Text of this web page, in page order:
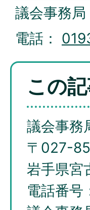
議会事務局
電話：
この
議会事務
〒027-
岩手県宮
電話番号